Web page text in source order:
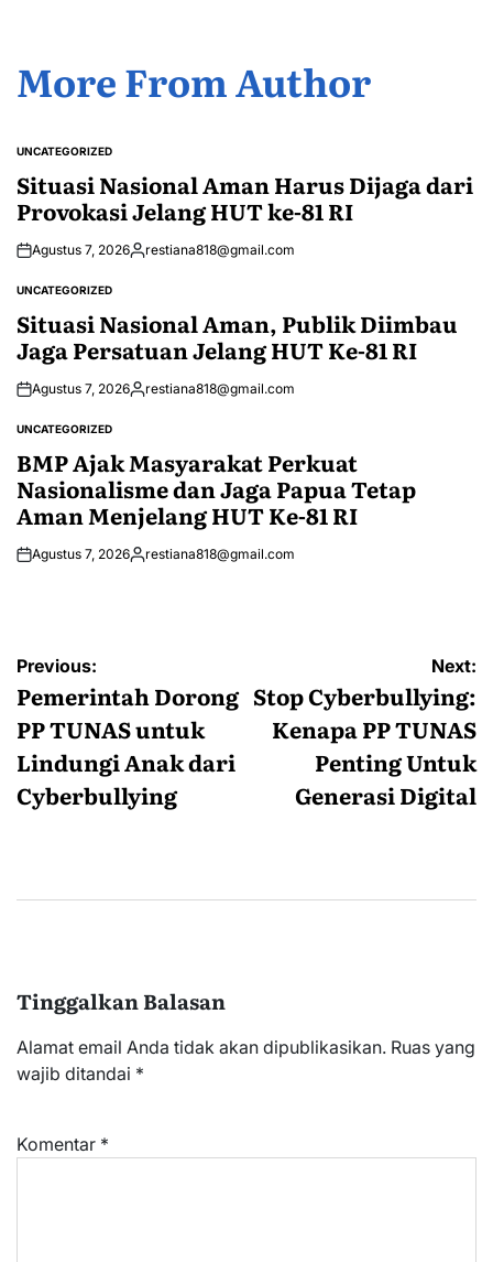
More From Author
POSTED
UNCATEGORIZED
Situasi Nasional Aman Harus Dijaga dari
Provokasi Jelang HUT ke-81 RI
Agustus 7, 2026Posted
restiana818@gmail.com
POSTED
UNCATEGORIZED
Situasi Nasional Aman, Publik Diimbau
Jaga Persatuan Jelang HUT Ke-81 RI
Agustus 7, 2026Posted
restiana818@gmail.com
POSTED
UNCATEGORIZED
BMP Ajak Masyarakat Perkuat
Nasionalisme dan Jaga Papua Tetap
Aman Menjelang HUT Ke-81 RI
Agustus 7, 2026Posted
restiana818@gmail.com
Navigasi
pos
Previous:
Pemerintah Dorong
PP TUNAS untuk
Lindungi Anak dari
Cyberbullying
Next:
Stop Cyberbullying:
Kenapa PP TUNAS
Penting Untuk
Generasi Digital
Tinggalkan Balasan
Alamat email Anda tidak akan dipublikasikan. Ruas yang
wajib ditandai *
Komentar *